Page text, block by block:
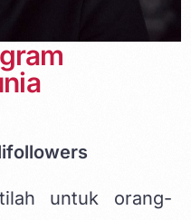
untuk orang-